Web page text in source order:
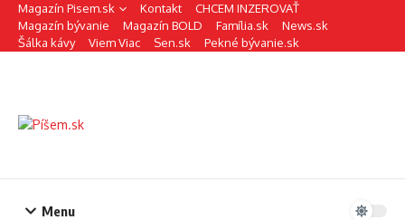
Preskočiť na obsah
Magazín Pisem.sk Kontakt
CHCEM INZEROVAŤ
Magazín bývanie
Magazín BOLD Família.sk
News.sk
Šálka kávy
Viem Viac Sen.sk Pekné bývanie.sk
Menu